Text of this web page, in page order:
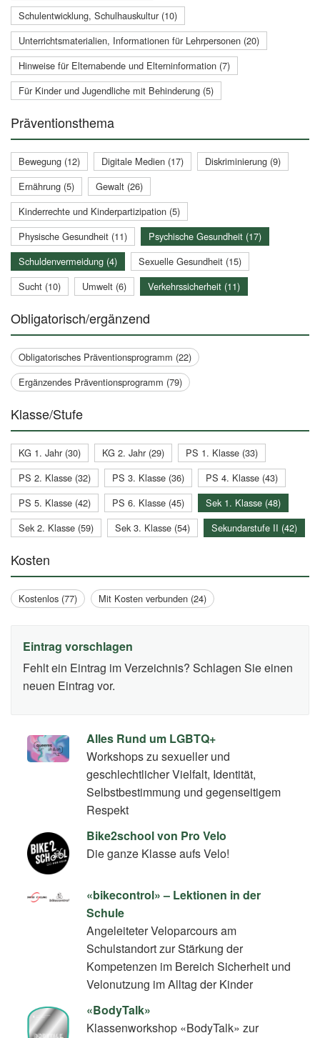
Alles Rund um LGBTQ+
Workshops zu sexueller und
geschlechtlicher Vielfalt, Identität,
Selbstbestimmung und gegenseitigem
Respekt
Bike2school von Pro Velo
Die ganze Klasse aufs Velo!
«bikecontrol» – Lektionen in der
Schule
Angeleiteter Veloparcours am
Schulstandort zur Stärkung der
Kompetenzen im Bereich Sicherheit und
Velonutzung im Alltag der Kinder
«BodyTalk»
Klassenworkshop «BodyTalk» zur
Schulentwicklung, Schulhauskultur (10)
Unterrichtsmaterialien, Informationen für Lehrpersonen (20)
Hinweise für Elternabende und Elterninformation (7)
Für Kinder und Jugendliche mit Behinderung (5)
Präventionsthema
Bewegung (12) Digitale Medien (17)
Diskriminierung (9)
Ernährung (5)
Gewalt (26)
Kinderrechte und Kinderpartizipation (5)
Physische Gesundheit (11)
Psychische Gesundheit (17)
Schuldenvermeidung (4)
Sexuelle Gesundheit (15)
Sucht (10)
Umwelt (6) Verkehrssicherheit (11)
Obligatorisch/ergänzend
Obligatorisches Präventionsprogramm (22)
Ergänzendes Präventionsprogramm (79)
Klasse/Stufe
KG 1. Jahr (30) KG 2. Jahr (29)
PS 1. Klasse (33)
PS 2. Klasse (32)
PS 3. Klasse (36)
PS 4. Klasse (43)
PS 5. Klasse (42)
PS 6. Klasse (45)
Sek 1. Klasse (48)
Sek 2. Klasse (59)
Sek 3. Klasse (54) Sekundarstufe II (42)
Kosten
Kostenlos (77) Mit Kosten verbunden (24)
Eintrag vorschlagen
Fehlt ein Eintrag im Verzeichnis? Schlagen Sie einen
neuen Eintrag vor.